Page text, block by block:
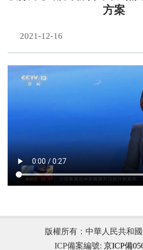
方案
2021-12-16
版權所有：中華人民共和
ICP備案編號: 京ICP備